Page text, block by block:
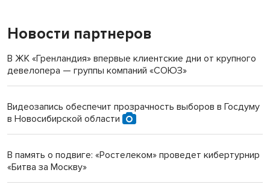
«Мы живём на пастбище!»: в новосибирском селе лошади
терроризируют жителей
Инвалид получил условный срок за избиение врачей
Новосибирский преподаватель с женой вошли в топ-16
Обновлённое отделение ВТБ открылось в Искитиме
Новости партнеров
В ЖК «Гренландия» впервые клиентские дни от крупного
девелопера — группы компаний «СОЮЗ»
Видеозапись обеспечит прозрачность выборов в Госдуму
в Новосибирской области
В память о подвиге: «Ростелеком» проведет кибертурнир
«Битва за Москву»